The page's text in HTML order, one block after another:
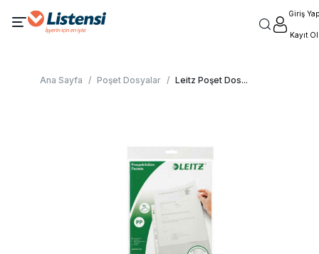
Giriş Yap
Kayıt Ol
Ana Sayfa / Poşet Dosyalar / Leitz Poşet Dos...